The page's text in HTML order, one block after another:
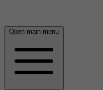
Open main menu